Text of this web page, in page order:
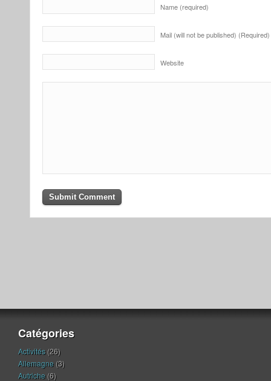
Name (required)
Mail (will not be published) (Required)
Website
Catégories
Activités (26)
Allemagne (3)
Autriche (6)